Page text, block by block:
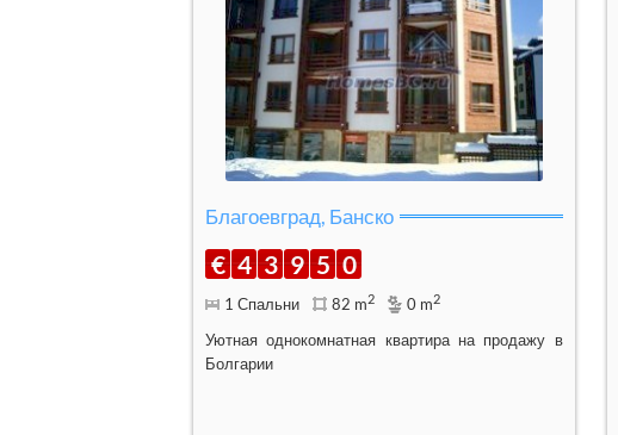
Благоевград, Банско
€ 4 3 9 5 0
1 Спальни 82 m2 0 m2
Уютная однокомнатная квартира на продажу в
Болгарии